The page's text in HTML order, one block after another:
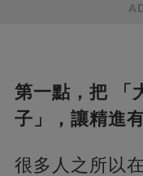
第一點，把 「
子」，讓精進
很多人之所以